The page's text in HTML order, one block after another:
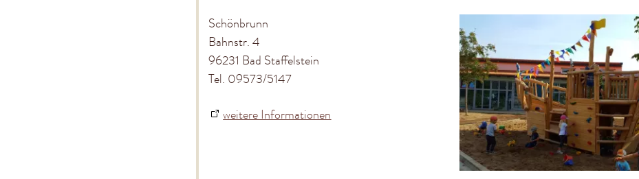
Schönbrunn
Bahnstr. 4
96231 Bad Staffelstein
Tel. 09573/5147
weitere Informationen